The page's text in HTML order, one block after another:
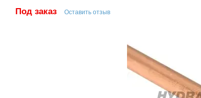
Под заказ Оставить отзыв